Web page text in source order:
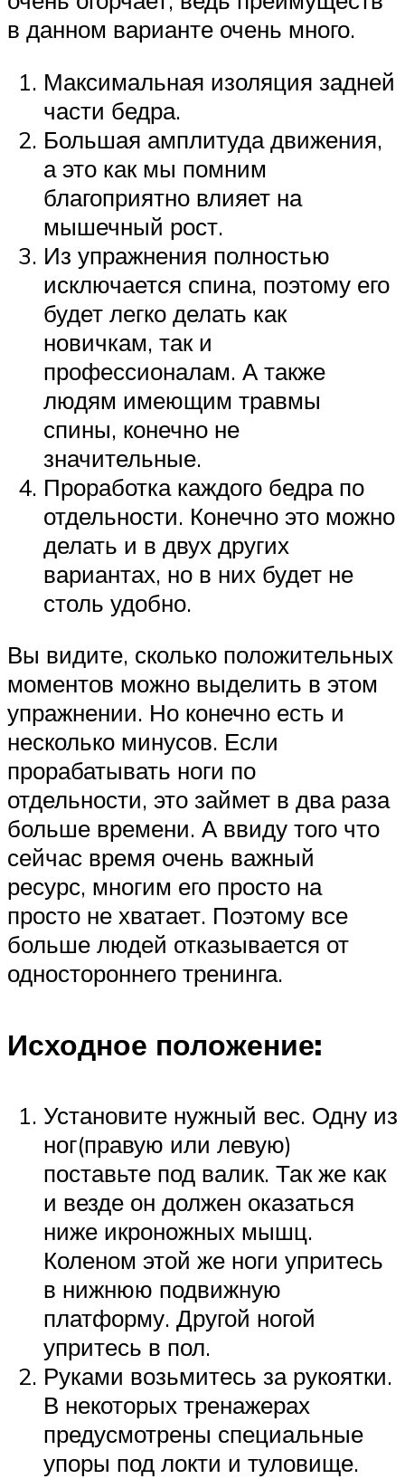
в данном варианте очень много.
Максимальная изоляция задней
части бедра.
Большая амплитуда движения,
а это как мы помним
благоприятно влияет на
мышечный рост.
Из упражнения полностью
исключается спина, поэтому его
будет легко делать как
новичкам, так и
профессионалам. А также
людям имеющим травмы
спины, конечно не
значительные.
Проработка каждого бедра по
отдельности. Конечно это можно
делать и в двух других
вариантах, но в них будет не
столь удобно.
Вы видите, сколько положительных
моментов можно выделить в этом
упражнении. Но конечно есть и
несколько минусов. Если
прорабатывать ноги по
отдельности, это займет в два раза
больше времени. А ввиду того что
сейчас время очень важный
ресурс, многим его просто на
просто не хватает. Поэтому все
больше людей отказывается от
одностороннего тренинга.
Исходное положение:
Установите нужный вес. Одну из
ног(правую или левую)
поставьте под валик. Так же как
и везде он должен оказаться
ниже икроножных мышц.
Коленом этой же ноги упритесь
в нижнюю подвижную
платформу. Другой ногой
упритесь в пол.
Руками возьмитесь за рукоятки.
В некоторых тренажерах
предусмотрены специальные
упоры под локти и туловище.